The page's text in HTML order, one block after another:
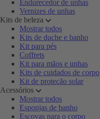
Endurecedor de unhas
Vernizes de unhas
Kits de beleza
Mostrar todos
Kits de duche e banho
Kit para pés
Coffrets
Kit para mãos e unhas
Kits de cuidados de corpo
Kit de proteção solar
Acessórios
Mostrar todos
Esponjas de banho
Escovas para o corpo